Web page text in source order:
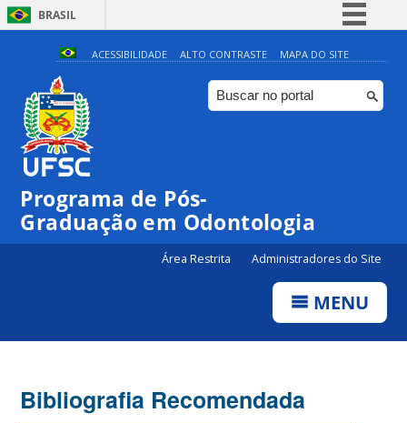
BRASIL
Simplifique!
Comunica BR
Participe
ACESSIBILIDADE ALTO CONTRASTE MAPA DO SITE
Programa de Pós-
Graduação em Odontologia
Área Restrita Administradores do Site
MENU
Bibliografia Recomendada